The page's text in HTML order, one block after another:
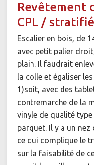
Revêtement
CPL / stratifié
Escalier en bois, de
avec petit palier
plain. Il faudrait
la colle et égaliser
1)soit, avec des
contremarche de la
vinyle de qualité
parquet. Il y a un nez
ce qui complique le
sur la faisabilité de